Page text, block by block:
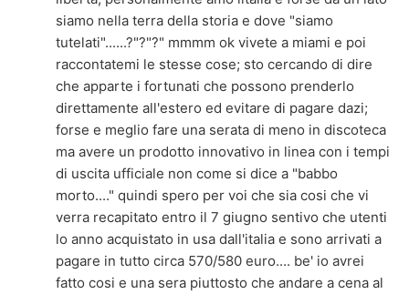
siamo nella terra della storia e dove "siamo
tutelati"......?"?"?" mmmm ok vivete a miami e poi
raccontatemi le stesse cose; sto cercando di dire
che apparte i fortunati che possono prenderlo
direttamente all'estero ed evitare di pagare dazi;
forse e meglio fare una serata di meno in discoteca
ma avere un prodotto innovativo in linea con i tempi
di uscita ufficiale non come si dice a "babbo
morto...." quindi spero per voi che sia cosi che vi
verra recapitato entro il 7 giugno sentivo che utenti
lo anno acquistato in usa dall'italia e sono arrivati a
pagare in tutto circa 570/580 euro.... be' io avrei
fatto cosi e una sera piuttosto che andare a cena al